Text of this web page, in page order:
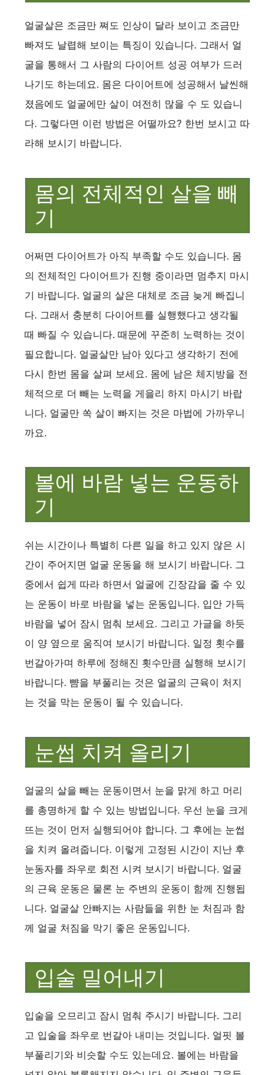
얼굴살은 조금만 쪄도 인상이 달라 보이고 조금만
빠져도 날렵해 보이는 특징이 있습니다. 그래서 얼
굴을 통해서 그 사람의 다이어트 성공 여부가 드러
나기도 하는데요. 몸은 다이어트에 성공해서 날씬해
졌음에도 얼굴에만 살이 여전히 많을 수 도 있습니
다. 그렇다면 이런 방법은 어떨까요? 한번 보시고 따
라해 보시기 바랍니다.
몸의 전체적인 살을 빼
기
어쩌면 다이어트가 아직 부족할 수도 있습니다. 몸
의 전체적인 다이어트가 진행 중이라면 멈추지 마시
기 바랍니다. 얼굴의 살은 대체로 조금 늦게 빠집니
다. 그래서 충분히 다이어트를 실행했다고 생각될
때 빠질 수 있습니다. 때문에 꾸준히 노력하는 것이
필요합니다. 얼굴살만 남아 있다고 생각하기 전에
다시 한번 몸을 살펴 보세요. 몸에 남은 체지방을 전
체적으로 더 빼는 노력을 게을리 하지 마시기 바랍
니다. 얼굴만 쏙 살이 빠지는 것은 마법에 가까우니
까요.
볼에 바람 넣는 운동하
기
쉬는 시간이나 특별히 다른 일을 하고 있지 않은 시
간이 주어지면 얼굴 운동을 해 보시기 바랍니다. 그
중에서 쉽게 따라 하면서 얼굴에 긴장감을 줄 수 있
는 운동이 바로 바람을 넣는 운동입니다. 입안 가득
바람을 넣어 잠시 멈춰 보세요. 그리고 가글을 하듯
이 양 옆으로 움직여 보시기 바랍니다. 일정 횟수를
번갈아가며 하루에 정해진 횟수만큼 실행해 보시기
바랍니다. 뺨을 부풀리는 것은 얼굴의 근육이 처지
는 것을 막는 운동이 될 수 있습니다.
눈썹 치켜 올리기
얼굴의 살을 빼는 운동이면서 눈을 맑게 하고 머리
를 총명하게 할 수 있는 방법입니다. 우선 눈을 크게
뜨는 것이 먼저 실행되어야 합니다. 그 후에는 눈썹
을 치켜 올려줍니다. 이렇게 고정된 시간이 지난 후
눈동자를 좌우로 회전 시켜 보시기 바랍니다. 얼굴
의 근육 운동은 물론 눈 주변의 운동이 함께 진행됩
니다. 얼굴살 안빠지는 사람들을 위한 눈 처짐과 함
께 얼굴 처짐을 막기 좋은 운동입니다.
입술 밀어내기
입술을 오므리고 잠시 멈춰 주시기 바랍니다. 그리
고 입술을 좌우로 번갈아 내미는 것입니다. 얼핏 볼
부풀리기와 비슷할 수도 있는데요. 볼에는 바람을